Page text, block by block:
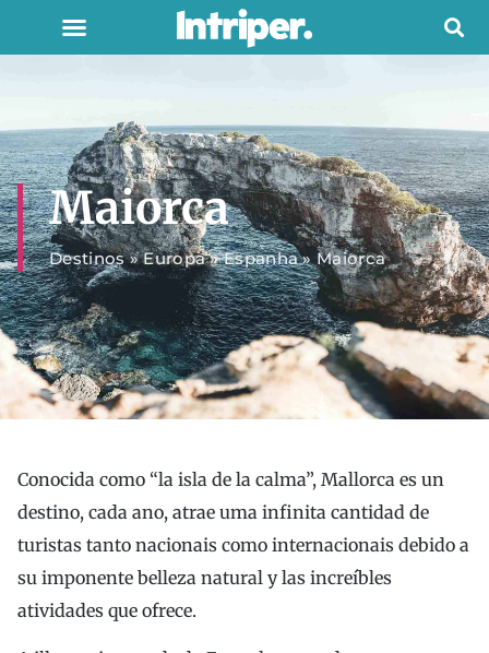
Maiorca
Destinos»Europa»Espanha»Maiorca
Conocida como “la isla de la calma”, Mallorca es un
destino, cada ano, atrae uma infinita cantidad de
turistas tanto nacionais como internacionais debido a
su imponente belleza natural y las increíbles
atividades que ofrece.